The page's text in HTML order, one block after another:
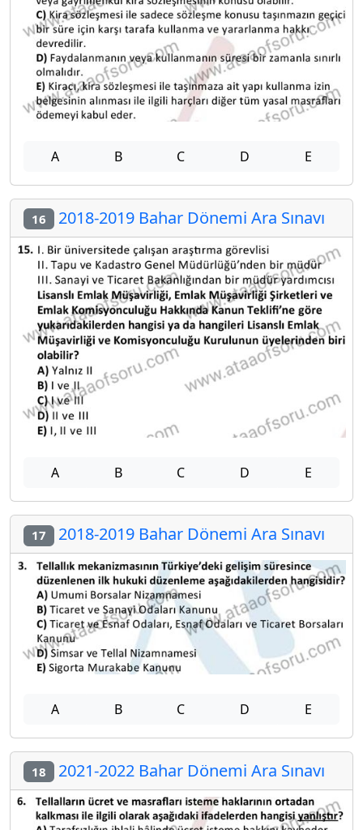
A B C D E
16 2018-2019 Bahar Dönemi Ara Sınavı
A B C D E
17 2018-2019 Bahar Dönemi Ara Sınavı
A B C D E
18 2021-2022 Bahar Dönemi Ara Sınavı